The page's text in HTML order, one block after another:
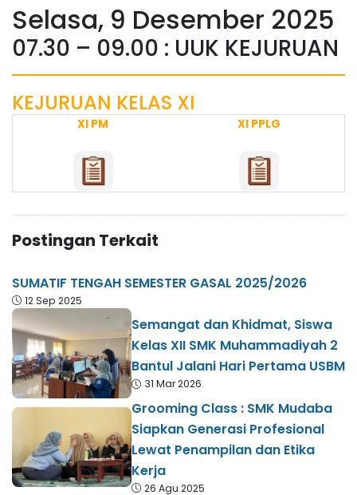
Selasa, 9 Desember 2025
07.30 – 09.00 : UUK KEJURUAN
KEJURUAN KELAS XI
XI PM XI PPLG
Postingan Terkait
SUMATIF TENGAH SEMESTER GASAL 2025/2026
12 Sep 2025
Semangat dan Khidmat, Siswa
Kelas XII SMK Muhammadiyah 2
Bantul Jalani Hari Pertama USBM
31 Mar 2026
Grooming Class : SMK Mudaba
Siapkan Generasi Profesional
Lewat Penampilan dan Etika
Kerja
26 Agu 2025